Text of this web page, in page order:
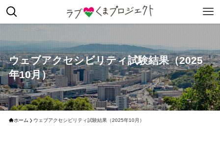
ウェブアクセシビリティ試験結果（2025
年10月）
ホーム ウェブアクセシビリティ試験結果（2025年10月）